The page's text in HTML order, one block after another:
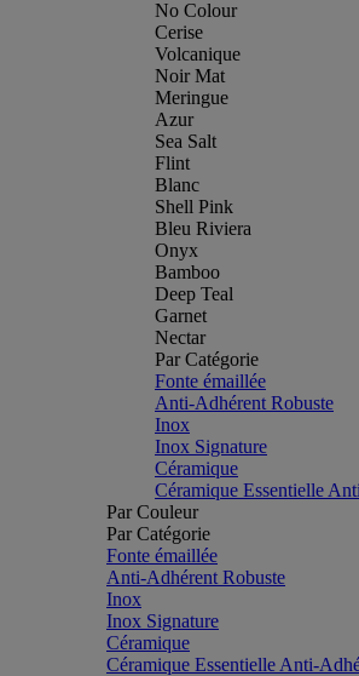
No Colour
Cerise
Volcanique
Noir Mat
Meringue
Azur
Sea Salt
Flint
Blanc
Shell Pink
Bleu Riviera
Onyx
Bamboo
Deep Teal
Garnet
Nectar
Par Catégorie
Fonte émaillée
Anti-Adhérent Robuste
Inox
Inox Signature
Céramique
Céramique Essentielle
Par Couleur
Par Catégorie
Fonte émaillée
Anti-Adhérent Robuste
Inox
Inox Signature
Céramique
Céramique Essentielle Anti-